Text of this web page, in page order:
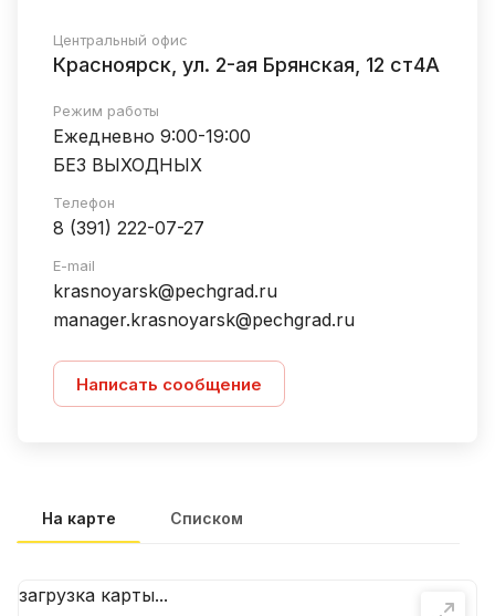
На карте Списком
загрузка карты...
Центральный офис
Красноярск, ул. 2-ая Брянская, 12 ст4А
Режим работы
Ежедневно 9:00-19:00
БЕЗ ВЫХОДНЫХ
Телефон
8 (391) 222-07-27
E-mail
krasnoyarsk@pechgrad.ru
manager.krasnoyarsk@pechgrad.ru
Написать сообщение